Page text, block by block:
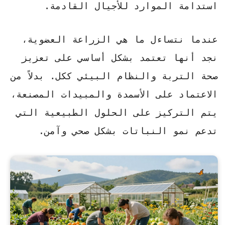
استدامة الموارد للأجيال القادمة.
عندما نتساءل ما هي الزراعة العضوية ،
نجد أنها تعتمد بشكل أساسي على تعزيز
صحة التربة والنظام البيئي ككل. بدلاً من
الاعتماد على الأسمدة والمبيدات المصنعة،
يتم التركيز على الحلول الطبيعية التي
تدعم نمو النباتات بشكل صحي وآمن.